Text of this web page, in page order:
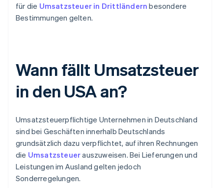
für die Umsatzsteuer in Drittländern besondere
Bestimmungen gelten.
Wann fällt Umsatzsteuer
in den USA an?
Umsatzsteuerpflichtige Unternehmen in Deutschland
sind bei Geschäften innerhalb Deutschlands
grundsätzlich dazu verpflichtet, auf ihren Rechnungen
die Umsatzsteuerauszuweisen. Bei Lieferungen und
Leistungen im Ausland gelten jedoch
Sonderregelungen.